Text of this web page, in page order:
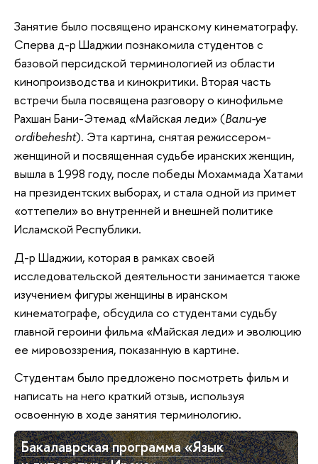
Занятие было посвящено иранскому кинематографу.
Сперва д-р Шаджии познакомила студентов с
базовой персидской терминологией из области
кинопроизводства и кинокритики. Вторая часть
встречи была посвящена разговору о кинофильме
Рахшан Бани-Этемад «Майская леди» (Banu-ye
ordibehesht). Эта картина, снятая режиссером-
женщиной и посвященная судьбе иранских женщин,
вышла в 1998 году, после победы Мохаммада Хатами
на президентских выборах, и стала одной из примет
«оттепели» во внутренней и внешней политике
Исламской Республики.
Д-р Шаджии, которая в рамках своей
исследовательской деятельности занимается также
изучением фигуры женщины в иранском
кинематографе, обсудила со студентами судьбу
главной героини фильма «Майская леди» и эволюцию
ее мировоззрения, показанную в картине.
Студентам было предложено посмотреть фильм и
написать на него краткий отзыв, используя
освоенную в ходе занятия терминологию.
Бакалаврская программа «Язык